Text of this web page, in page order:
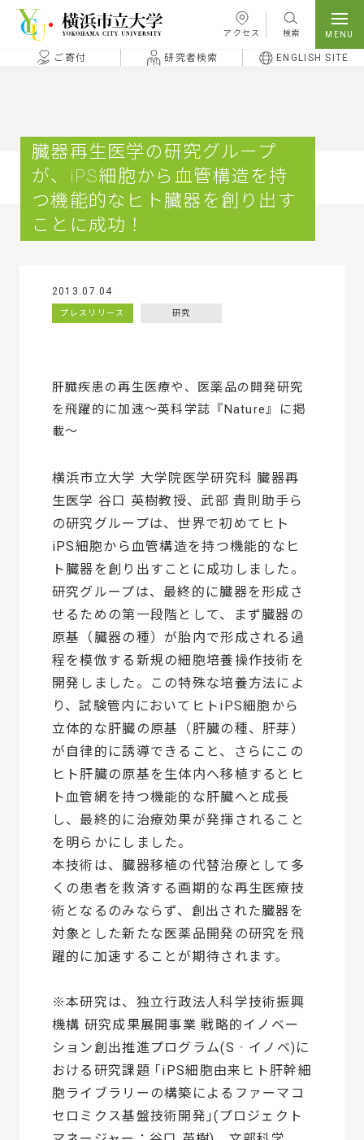
本文へ移動
アクセス 検索
ご寄付 研究者検索 ENGLISH SITE
臓器再生医学の研究グループ
が、iPS細胞から血管構造を持
つ機能的なヒト臓器を創り出す
ことに成功！
2013.07.04
プレスリリース 研究
肝臓疾患の再生医療や、医薬品の開発研究
を飛躍的に加速～英科学誌『Nature』に掲
載～
横浜市立大学 大学院医学研究科 臓器再
生医学 谷口 英樹教授、武部 貴則助手ら
の研究グループは、世界で初めてヒト
iPS細胞から血管構造を持つ機能的なヒ
ト臓器を創り出すことに成功しました。
研究グループは、最終的に臓器を形成さ
せるための第一段階として、まず臓器の
原基（臓器の種）が胎内で形成される過
程を模倣する新規の細胞培養操作技術を
開発しました。この特殊な培養方法によ
り、試験管内においてヒトiPS細胞から
立体的な肝臓の原基（肝臓の種、肝芽）
が自律的に誘導できること、さらにこの
ヒト肝臓の原基を生体内へ移植するとヒ
ト血管網を持つ機能的な肝臓へと成長
し、最終的に治療効果が発揮されること
を明らかにしました。
本技術は、臓器移植の代替治療として多
くの患者を救済する画期的な再生医療技
術となるのみならず、創出された臓器を
対象とした新たな医薬品開発の研究を飛
躍的に加速することが期待されます。
※本研究は、独立行政法人科学技術振興
機構 研究成果展開事業 戦略的イノベー
ション創出推進プログラム(S‐イノベ)に
おける研究課題 ｢iPS細胞由来ヒト肝幹細
胞ライブラリーの構築によるファーマコ
セロミクス基盤技術開発｣(プロジェクト